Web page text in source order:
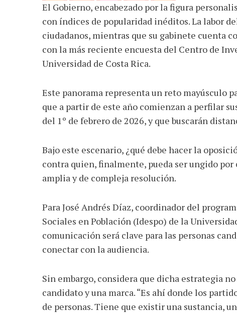
FacebookTwitterWhatsApp
Email Share
El Gobierno, encabezado por la figura
con índices de popularidad inéditos. La labor
ciudadanos, mientras que su gabinete cuenta
con la más reciente encuesta del Centro de
Universidad de Costa Rica.
Este panorama representa un reto mayúsculo
que a partir de este año comienzan a perfilar
del 1º de febrero de 2026, y que buscarán
Bajo este escenario, ¿qué debe hacer la
contra quien, finalmente, pueda ser ungido
amplia y de compleja resolución.
Para José Andrés Díaz, coordinador del
Sociales en Población (Idespo) de la
comunicación será clave para las personas
conectar con la audiencia.
Sin embargo, considera que dicha estrategia
candidato y una marca. “Es ahí donde los
de personas. Tiene que existir una sustancia,